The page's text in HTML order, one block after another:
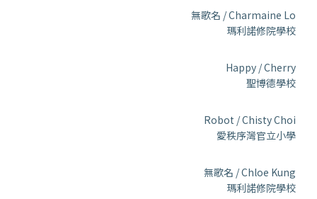
無歌名 / Charmaine Lo
瑪利諾修院學校
Happy / Cherry
聖博德學校
Robot / Chisty Choi
愛秩序灣官立小學
無歌名 / Chloe Kung
瑪利諾修院學校